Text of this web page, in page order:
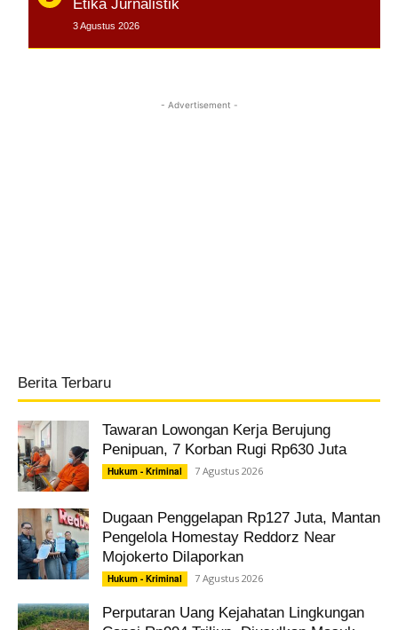
Etika Jurnalistik
3 Agustus 2026
- Advertisement -
Berita Terbaru
Tawaran Lowongan Kerja Berujung
Penipuan, 7 Korban Rugi Rp630 Juta
Hukum - Kriminal 7 Agustus 2026
Dugaan Penggelapan Rp127 Juta, Mantan
Pengelola Homestay Reddorz Near
Mojokerto Dilaporkan
Hukum - Kriminal 7 Agustus 2026
Perputaran Uang Kejahatan Lingkungan